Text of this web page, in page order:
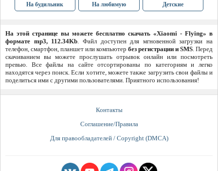
На будильник На любимую Детские
На этой странице вы можете бесплатно скачать «Xiaomi - Flying» в
формате mp3, 112.34Kb. Файл доступен для мгновенной загрузки на
телефон, смартфон, планшет или компьютер без регистрации и SMS. Перед
скачиванием вы можете прослушать отрывок онлайн или посмотреть
превью. Все файлы на сайте отсортированы по категориям и легко
находятся через поиск. Если хотите, можете также загрузить свои файлы и
поделиться ими с другими пользователями. Приятного использования!
Контакты
Соглашение/Правила
Для правообладателей / Copyright (DMCA)